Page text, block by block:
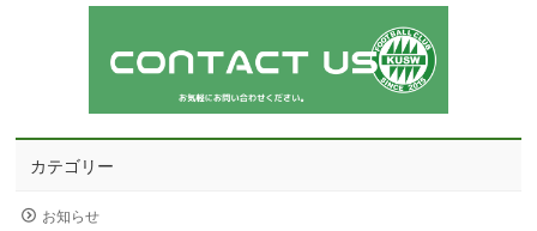
カテゴリー
お知らせ